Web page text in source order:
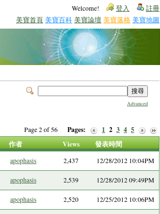
Welcome! 登入 註冊
美寶首頁 美寶百科 美寶論壇 美寶落格 美寶地圖
Advanced
Page 2 of 56 Pages: 1 2 3 4 5
作者 Views 發表時間
apophasis 2,437 12/28/2012 10:04PM
apophasis 2,539 12/28/2012 09:49PM
apophasis 2,520 12/25/2012 10:06PM